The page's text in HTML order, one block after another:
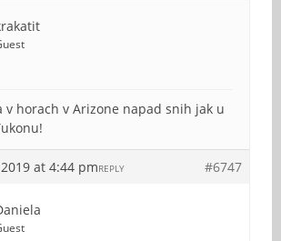
v horach v Arizone napad snih jak u
at 4:44 pm #6747
REPLY